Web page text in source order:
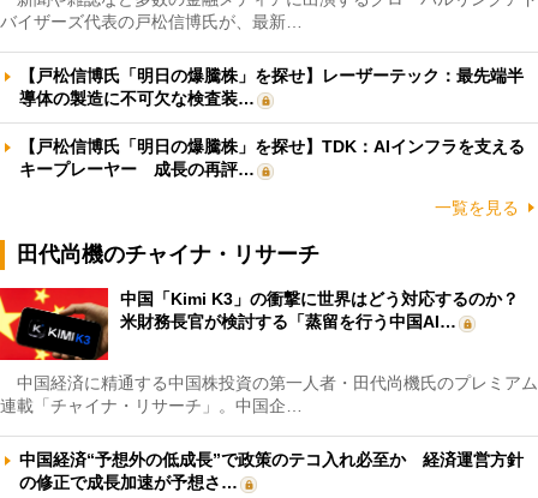
バイザーズ代表の戸松信博氏が、最新…
【戸松信博氏「明日の爆騰株」を探せ】レーザーテック：最先端半
導体の製造に不可欠な検査装…
【戸松信博氏「明日の爆騰株」を探せ】TDK：AIインフラを支える
キープレーヤー 成長の再評…
一覧を見る
田代尚機のチャイナ・リサーチ
中国「Kimi K3」の衝撃に世界はどう対応するのか？
米財務長官が検討する「蒸留を行う中国AI…
中国経済に精通する中国株投資の第一人者・田代尚機氏のプレミアム
連載「チャイナ・リサーチ」。中国企…
中国経済“予想外の低成長”で政策のテコ入れ必至か 経済運営方針
の修正で成長加速が予想さ…